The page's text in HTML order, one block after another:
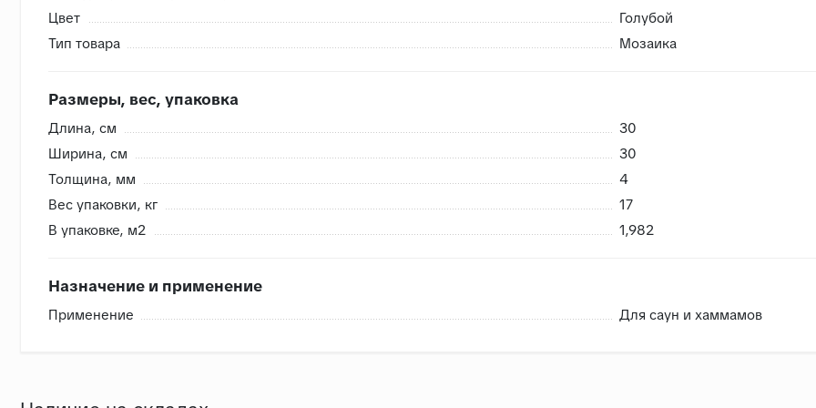
Цвет
Голубой
Тип товара
Мозаика
Размеры, вес, упаковка
Длина, cм
30
Ширина, cм
30
Толщина, мм
4
Вес упаковки, кг
17
В упаковке, м2
1,982
Назначение и применение
Применение Для саун и хаммамов
Внутренняя система контроля
- Проверяем на бой перед загрузкой, чтобы исключить возможность брака
- Привозим с запасом складские позиции, чтобы при приемке сразу заменить в случае каких либо повреждений при
- Храним на закрытом складе, коробки защищены от внешних воздействий, плитки не смерзаются